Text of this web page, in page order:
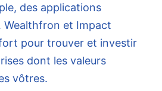
des applications
Wealthfron et Impact
pour trouver et investir
dont les valeurs
vôtres.